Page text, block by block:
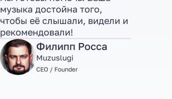
музыка достойна того,
чтобы её слышали, видели и
рекомендовали!
Филипп Росса
Muzuslugi
CEO / Founder